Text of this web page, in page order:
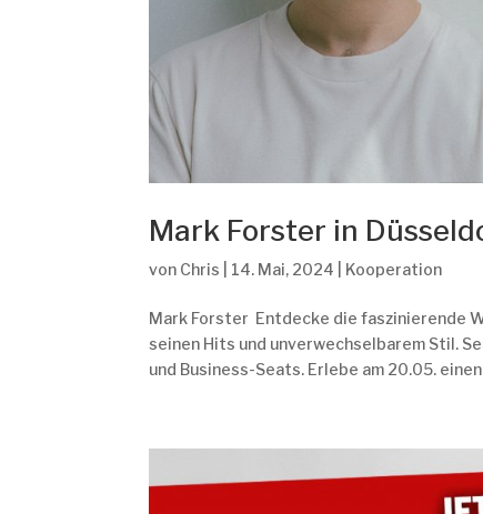
Mark Forster in
von Chris 14. Mai, 2024 Kooperation
Mark Forster Entdecke die faszinierende
seinen Hits und unverwechselbarem Stil.
und Business-Seats. Erlebe am 20.05.